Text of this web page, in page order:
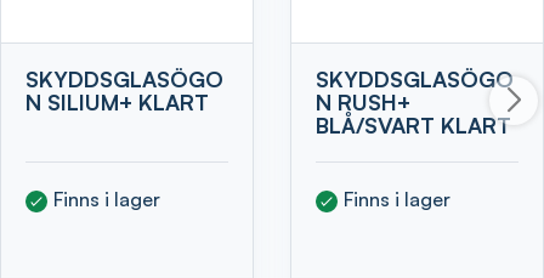
SKYDDSGLASÖGO
N SILIUM+ KLART
Finns i lager
SKYDDSGLASÖGO
N RUSH+
BLÅ/SVART KLART
Finns i lager